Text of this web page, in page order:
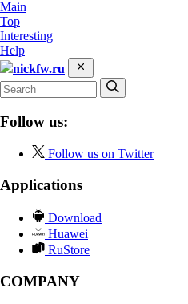
Main
Top
Interesting
Help
nickfw.ru
Follow us:
Follow us on Twitter
Applications
Download
Huawei
RuStore
COMPANY